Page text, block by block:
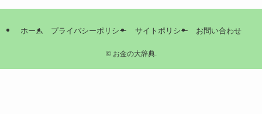
ホーム プライバシーポリシー サイトポリシー お問い合わせ
©お金の大辞典.